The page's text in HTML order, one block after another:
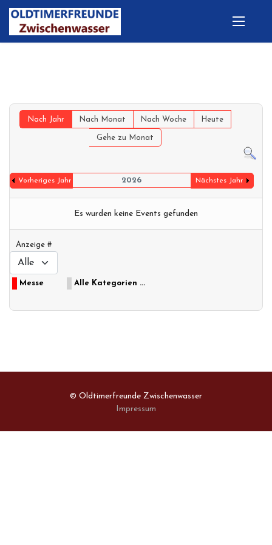
Nach Jahr Nach Monat Nach Woche Heute
Gehe zu Monat
Vorheriges Jahr 2026 Nächstes Jahr
Es wurden keine Events gefunden
Anzeige #
Messe Alle Kategorien ...
© Oldtimerfreunde Zwischenwasser
Impressum